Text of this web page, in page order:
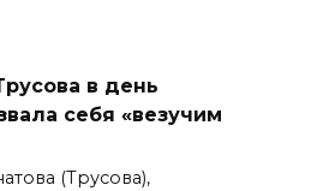
в день
себя «везучим
(Трусова),